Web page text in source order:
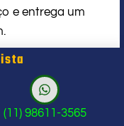
e entrega um
sinais que
um
(11) 98611-3565